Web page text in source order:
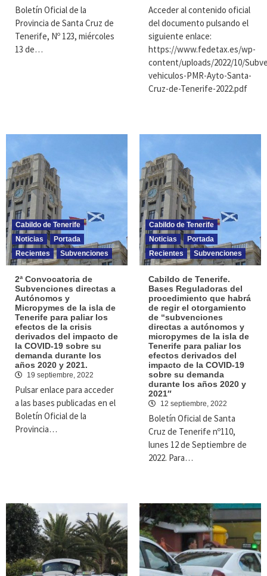
Boletín Oficial de la
Provincia de Santa Cruz de
Tenerife, Nº 123, miércoles
13 de…
Acceder al contenido oficial
del documento pulsando el
siguiente enlace:
https://www.fedetax.es/wp-
content/uploads/2022/10/
vehiculos-PMR-Ayto-Santa-
Cruz-de-Tenerife-2022.pdf
Cabildo de Tenerife
Noticias
Portada
Recientes
Subvenciones
2ª Convocatoria de
Subvenciones directas a
Autónomos y
Micropymes de la isla de
Tenerife para paliar los
efectos de la crisis
derivados del impacto de
la COVID-19 sobre su
demanda durante los
años 2020 y 2021.
19 septiembre, 2022
Pulsar enlace para acceder
a las bases publicadas en el
Boletín Oficial de la
Provincia…
Cabildo de Tenerife
Noticias
Portada
Recientes
Subvenciones
Cabildo de Tenerife.
Bases Reguladoras del
procedimiento que habrá
de regir el otorgamiento
de “subvenciones
directas a autónomos y
micropymes de la isla de
Tenerife para paliar los
efectos derivados del
impacto de la COVID-19
sobre su demanda
durante los años 2020 y
2021″
12 septiembre, 2022
Boletín Oficial de Santa
Cruz de Tenerife nº110,
lunes 12 de Septiembre de
2022. Para…